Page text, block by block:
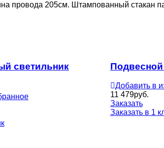
провода 205см. Штампованный стакан
светильник
Подвесной
Добавить в
11 479руб.
Заказать
Заказать в 1